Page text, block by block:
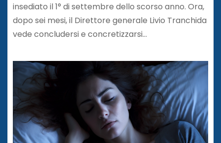
insediato il 1° di settembre dello scorso anno. Ora,
dopo sei mesi, il Direttore generale Livio Tranchida
vede concludersi e concretizzarsi…